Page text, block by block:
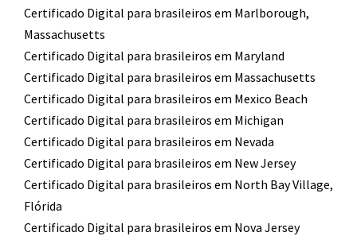
Certificado Digital para brasileiros em Marlborough,
Massachusetts
Certificado Digital para brasileiros em Maryland
Certificado Digital para brasileiros em Massachusetts
Certificado Digital para brasileiros em Mexico Beach
Certificado Digital para brasileiros em Michigan
Certificado Digital para brasileiros em Nevada
Certificado Digital para brasileiros em New Jersey
Certificado Digital para brasileiros em North Bay Village,
Flórida
Certificado Digital para brasileiros em Nova Jersey